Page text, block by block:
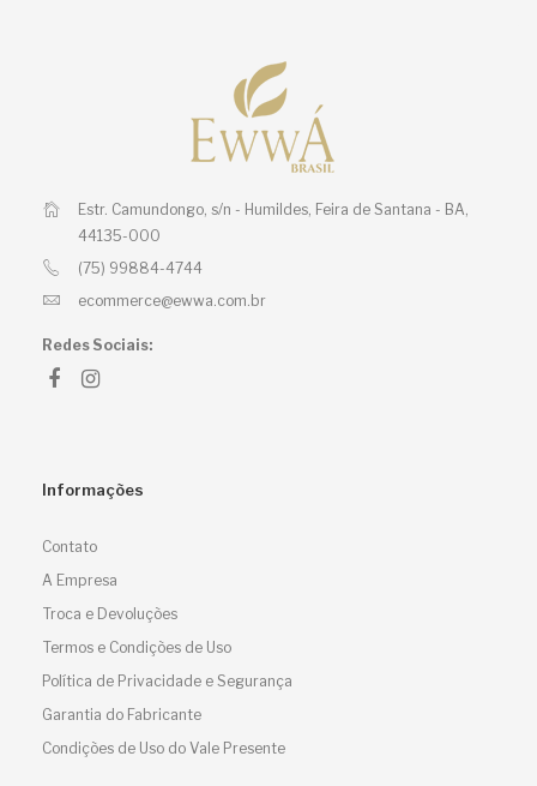
Estr. Camundongo, s/n - Humildes, Feira de Santana - BA,
44135-000
(75) 99884-4744
ecommerce@ewwa.com.br
Redes Sociais:
Informações
Contato
A Empresa
Troca e Devoluções
Termos e Condições de Uso
Política de Privacidade e Segurança
Garantia do Fabricante
Condições de Uso do Vale Presente